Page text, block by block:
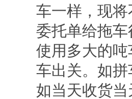
车一样，现
委托单给拖车
使用多大的
车出关。如
如当天收货